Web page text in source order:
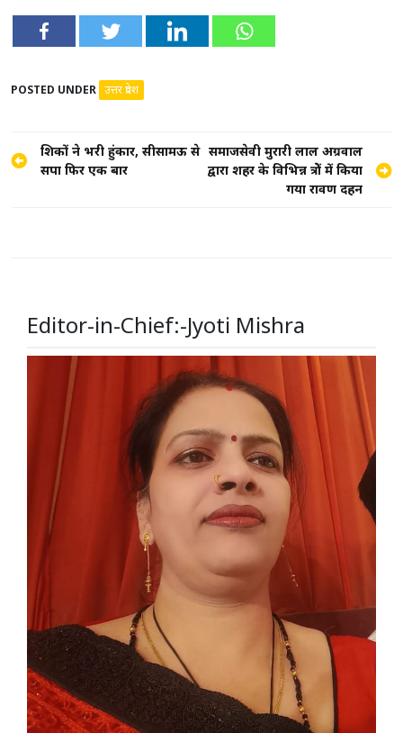
POSTED UNDER उत्तर प्रदेश
Post
navigation
शिक्षकों ने भरी हुंकार, सीसामऊ से
सपा फिर एक बार
समाजसेवी मुरारी लाल अग्रवाल
द्वारा शहर के विभिन्न क्षेत्रों में किया
गया रावण दहन
Editor-in-Chief:-Jyoti Mishra